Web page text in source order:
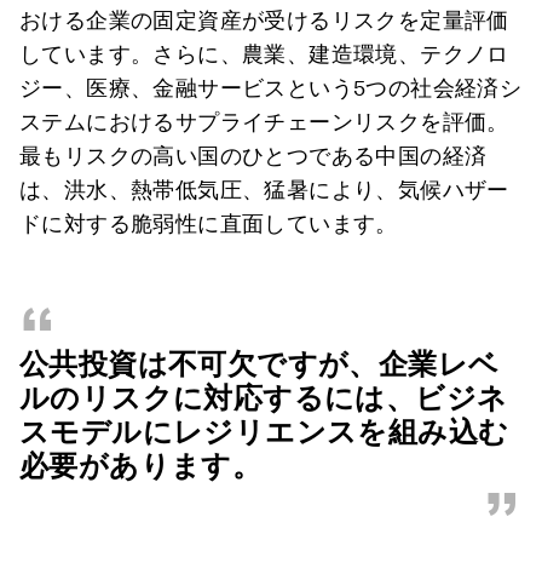
おける企業の固定資産が受けるリスクを定量評価
しています。さらに、農業、建造環境、テクノロ
ジー、医療、金融サービスという5つの社会経済シ
ステムにおけるサプライチェーンリスクを評価。
最もリスクの高い国のひとつである中国の経済
は、洪水、熱帯低気圧、猛暑により、気候ハザー
ドに対する脆弱性に直面しています。
“
公共投資は不可欠ですが、企業レベ
ルのリスクに対応するには、ビジネ
スモデルにレジリエンスを組み込む
必要があります。
”